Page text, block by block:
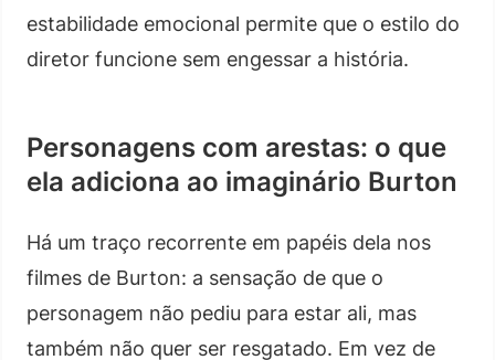
estabilidade emocional permite que o estilo do
diretor funcione sem engessar a história.
Personagens com arestas: o que
ela adiciona ao imaginário Burton
Há um traço recorrente em papéis dela nos
filmes de Burton: a sensação de que o
personagem não pediu para estar ali, mas
também não quer ser resgatado. Em vez de